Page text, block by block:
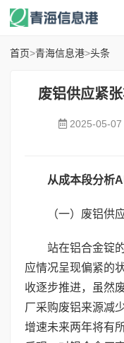
首页>青海信息港>头条
废铝供应紧
2025-05-
从成本段分析
（一）废铝供
站在铝合金锭
应情况呈现偏紧的
收逐步推进，虽然
厂采购废铝来源减
增速未来两年将有